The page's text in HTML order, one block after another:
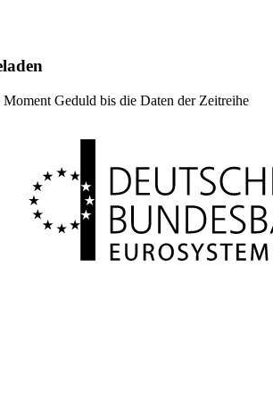
Geduld bis die Daten der Zeitreihe